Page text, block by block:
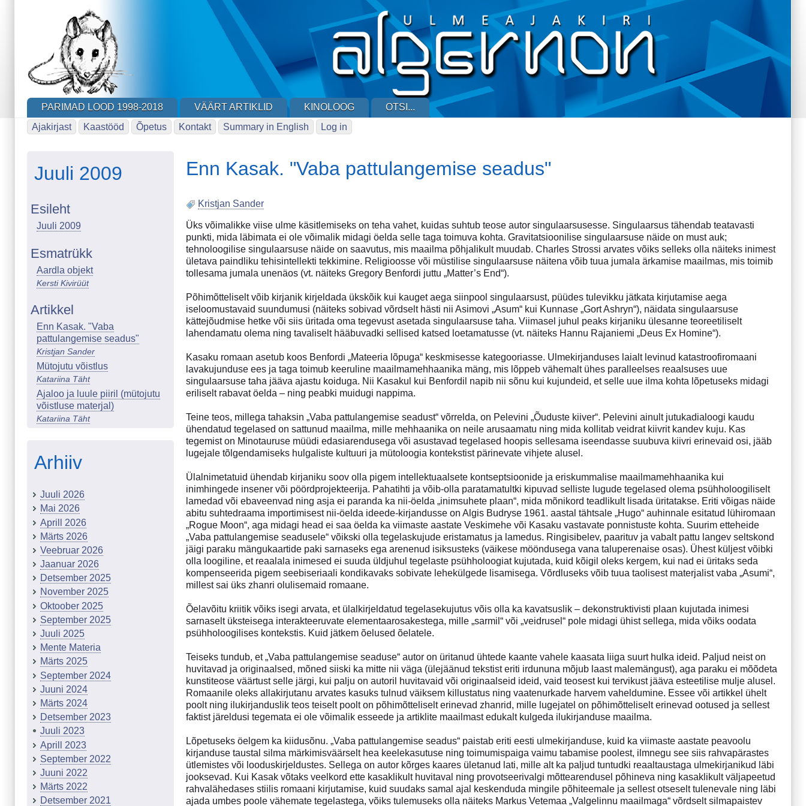
PARIMAD LOOD 1998-2018 VÄÄRT ARTIKLID KINOLOOG
OTSI...
Ajakirjast
Kaastööd Õpetus Kontakt Summary in English Log in
Juuli 2009
Esileht
Juuli 2009
Esmatrükk
Aardla objekt
Kersti Kivirüüt
Artikkel
Enn Kasak. "Vaba
pattulangemise seadus"
Kristjan Sander
Mütojutu võistlus
Katariina Täht
Ajaloo ja luule piiril (mütojutu
võistluse materjal)
Katariina Täht
Arhiiv
Juuli 2026
Mai 2026
Aprill 2026
Märts 2026
Veebruar 2026
Jaanuar 2026
Detsember 2025
November 2025
Oktoober 2025
September 2025
Juuli 2025
Mente Materia
Märts 2025
September 2024
Juuni 2024
Märts 2024
Detsember 2023
Juuli 2023
Aprill 2023
September 2022
Juuni 2022
Märts 2022
Detsember 2021
Enn Kasak. "Vaba pattulangemise seadus"
Kristjan Sander
Üks võimalikke viise ulme käsitlemiseks on teha vahet, kuidas suhtub teose autor singulaarsusesse. Singulaarsus tähendab teatavasti
punkti, mida läbimata ei ole võimalik midagi öelda selle taga toimuva kohta. Gravitatsioonilise singulaarsuse näide on must auk;
tehnoloogilise singulaarsuse näide on saavutus, mis maailma põhjalikult muudab. Charles Strossi arvates võiks selleks olla näiteks inimest
ületava paindliku tehisintellekti tekkimine. Religioosse või müstilise singulaarsuse näitena võib tuua jumala ärkamise maailmas, mis toimib
tollesama jumala unenäos (vt. näiteks Gregory Benfordi juttu „Matter’s End“).
Põhimõtteliselt võib kirjanik kirjeldada ükskõik kui kauget aega siinpool singulaarsust, püüdes tulevikku jätkata kirjutamise aega
iseloomustavaid suundumusi (näiteks sobivad võrdselt hästi nii Asimovi „Asum“ kui Kunnase „Gort Ashryn“), näidata singulaarsuse
kättejõudmise hetke või siis üritada oma tegevust asetada singulaarsuse taha. Viimasel juhul peaks kirjaniku ülesanne teoreetiliselt
lahendamatu olema ning tavaliselt hääbuvadki sellised katsed loetamatusse (vt. näiteks Hannu Rajaniemi „Deus Ex Homine“).
Kasaku romaan asetub koos Benfordi „Mateeria lõpuga“ keskmisesse kategooriasse. Ulmekirjanduses laialt levinud katastroofiromaani
lavakujunduse ees ja taga toimub keeruline maailmamehhaanika mäng, mis lõppeb vähemalt ühes paralleelses reaalsuses uue
singulaarsuse taha jääva ajastu koiduga. Nii Kasakul kui Benfordil napib nii sõnu kui kujundeid, et selle uue ilma kohta lõpetuseks midagi
eriliselt rabavat öelda – ning peabki muidugi nappima.
Teine teos, millega tahaksin „Vaba pattulangemise seadust“ võrrelda, on Pelevini „Õuduste kiiver“. Pelevini ainult jutukadialoogi kaudu
ühendatud tegelased on sattunud maailma, mille mehhaanika on neile arusaamatu ning mida kollitab veidrat kiivrit kandev kuju. Kas
tegemist on Minotauruse müüdi edasiarendusega või asustavad tegelased hoopis sellesama iseendasse suubuva kiivri erinevaid osi, jääb
lugejale tõlgendamiseks hulgaliste kultuuri ja mütoloogia kontekstist pärinevate vihjete alusel.
Ülalnimetatuid ühendab kirjaniku soov olla pigem intellektuaalsete kontseptsioonide ja eriskummalise maailmamehhaanika kui
inimhingede insener või pöördprojekteerija. Pahatihti ja võib-olla paratamatultki kipuvad selliste lugude tegelased olema psühholoogiliselt
lamedad või ebaveenvad ning asja ei paranda ka nii-öelda „inimsuhete plaan“, mida mõnikord teadlikult lisada üritatakse. Eriti võigas näide
abitu suhtedraama importimisest nii-öelda ideede-kirjandusse on Algis Budryse 1961. aastal tähtsale „Hugo“ auhinnale esitatud lühiromaan
„Rogue Moon“, aga midagi head ei saa öelda ka viimaste aastate Veskimehe või Kasaku vastavate ponnistuste kohta. Suurim etteheide
„Vaba pattulangemise seadusele“ võikski olla tegelaskujude eristamatus ja lamedus. Ringisibelev, paarituv ja vabalt pattu langev seltskond
jäigi paraku mängukaartide paki sarnaseks ega arenenud isiksusteks (väikese mööndusega vana taluperenaise osas). Ühest küljest võibki
olla loogiline, et reaalala inimesed ei suuda üldjuhul tegelaste psühholoogiat kujutada, kuid kõigil oleks kergem, kui nad ei üritaks seda
kompenseerida pigem seebiseriaali kondikavaks sobivate lehekülgede lisamisega. Võrdluseks võib tuua taolisest materjalist vaba „Asumi“,
millest sai üks zhanri olulisemaid romaane.
Õelavõitu kriitik võiks isegi arvata, et ülalkirjeldatud tegelasekujutus võis olla ka kavatsuslik – dekonstruktivisti plaan kujutada inimesi
sarnaselt üksteisega interakteeruvate elementaarosakestega, mille „sarmil“ või „veidrusel“ pole midagi ühist sellega, mida võiks oodata
psühholoogilises kontekstis. Kuid jätkem õelused õelatele.
Teiseks tundub, et „Vaba pattulangemise seaduse“ autor on üritanud ühtede kaante vahele kaasata liiga suurt hulka ideid. Paljud neist on
huvitavad ja originaalsed, mõned siiski ka mitte nii väga (ülejäänud tekstist eriti irdununa mõjub laast malemängust), aga paraku ei mõõdeta
kunstiteose väärtust selle järgi, kui palju on autoril huvitavaid või originaalseid ideid, vaid teosest kui tervikust jääva esteetilise mulje alusel.
Romaanile oleks allakirjutanu arvates kasuks tulnud väiksem killustatus ning vaatenurkade harvem vaheldumine. Essee või artikkel ühelt
poolt ning ilukirjanduslik teos teiselt poolt on põhimõtteliselt erinevad zhanrid, mille lugejatel on põhimõtteliselt erinevad ootused ja sellest
faktist järeldusi tegemata ei ole võimalik esseede ja artiklite maailmast edukalt kulgeda ilukirjanduse maailma.
Lõpetuseks öelgem ka kiidusõnu. „Vaba pattulangemise seadus“ paistab eriti eesti ulmekirjanduse, kuid ka viimaste aastate peavoolu
kirjanduse taustal silma märkimisväärselt hea keelekasutuse ning toimumispaiga vaimu tabamise poolest, ilmnegu see siis rahvapärastes
ütlemistes või looduskirjeldustes. Sellega on autor kõrges kaares ületanud lati, mille alt ka paljud tuntudki reaaltaustaga ulmekirjanikud läbi
jooksevad. Kui Kasak võtaks veelkord ette kasaklikult huvitaval ning provotseerivalgi mõttearendusel põhineva ning kasaklikult väljapeetud
rahvalähedases stiilis romaani kirjutamise, kuid suudaks samal ajal keskenduda mingile põhiteemale ja sellest otseselt tulenevale ning läbi
ajada umbes poole vähemate tegelastega, võiks tulemuseks olla näiteks Markus Vetemaa „Valgelinnu maailmaga“ võrdselt silmapaistev